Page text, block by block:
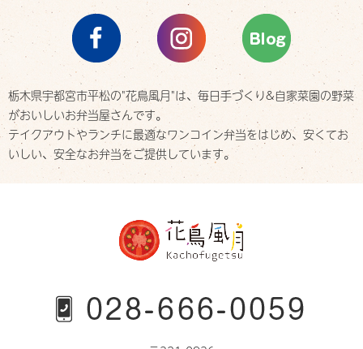
栃木県宇都宮市平松の"花鳥風月"は、 毎日手づくり&自家菜園の野菜
がおいしいお弁当屋さんです。
テイクアウトやランチに最適なワンコイン弁当をはじめ、 安くてお
いしい、安全なお弁当をご提供しています。